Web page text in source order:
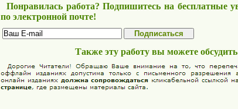
Понравилась работа? Подпишитесь на бесплатные
по электронной почте!
Также эту работу вы можете